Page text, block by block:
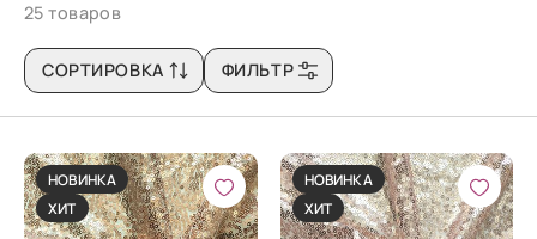
25 товаров
СОРТИРОВКА ФИЛЬТР
НОВИНКА
ХИТ
НОВИНКА
ХИТ